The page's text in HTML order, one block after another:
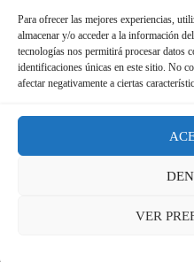
Para ofrecer las mejores experiencias,
almacenar y/o acceder a la información
tecnologías nos permitirá procesar datos
identificaciones únicas en este sitio. No
afectar negativamente a ciertas
VERPolítica